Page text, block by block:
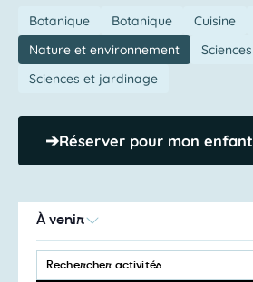
Botanique Botanique Cuisine
Nature et environnement
Sciences
Sciences et jardinage
➔Réserver pour mon enfant
À venir
LA
DATE
Recherche
et
SAISIR
MOT-